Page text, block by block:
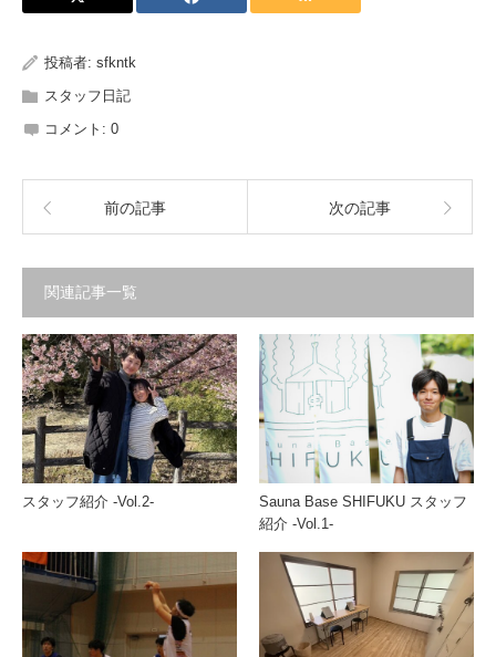
投稿者: sfkntk
スタッフ日記
コメント: 0
前の記事 次の記事
関連記事一覧
スタッフ紹介 -Vol.2-
Sauna Base SHIFUKU スタッフ
紹介 -Vol.1-